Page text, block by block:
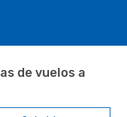
de vuelos a